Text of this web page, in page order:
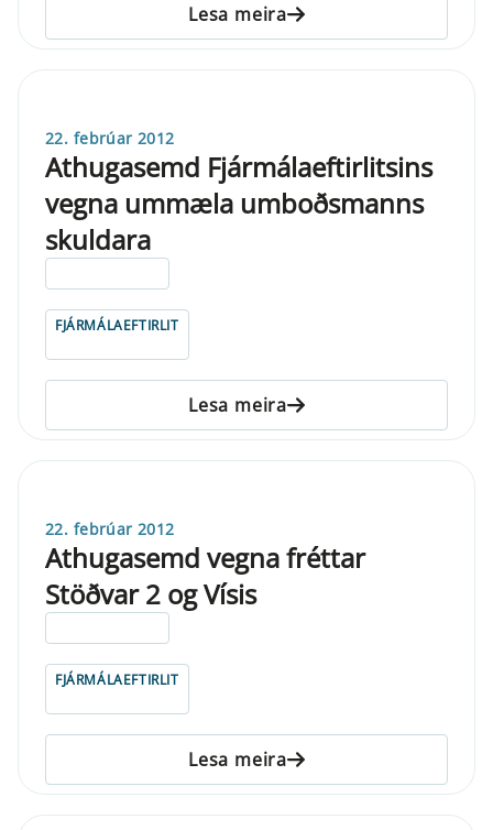
Lesa meira
22. febrúar 2012
Athugasemd Fjármálaeftirlitsins
vegna ummæla umboðsmanns
skuldara
FJÁRMÁLAEFTIRLIT
Lesa meira
22. febrúar 2012
Athugasemd vegna fréttar
Stöðvar 2 og Vísis
FJÁRMÁLAEFTIRLIT
Lesa meira